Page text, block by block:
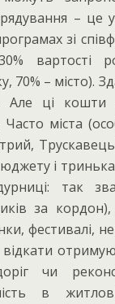
– це
зі
вартості
70% – місто).
Але ці
Часто міста
і
дурниці: так
за
фестивалі,
відкати
чи
в